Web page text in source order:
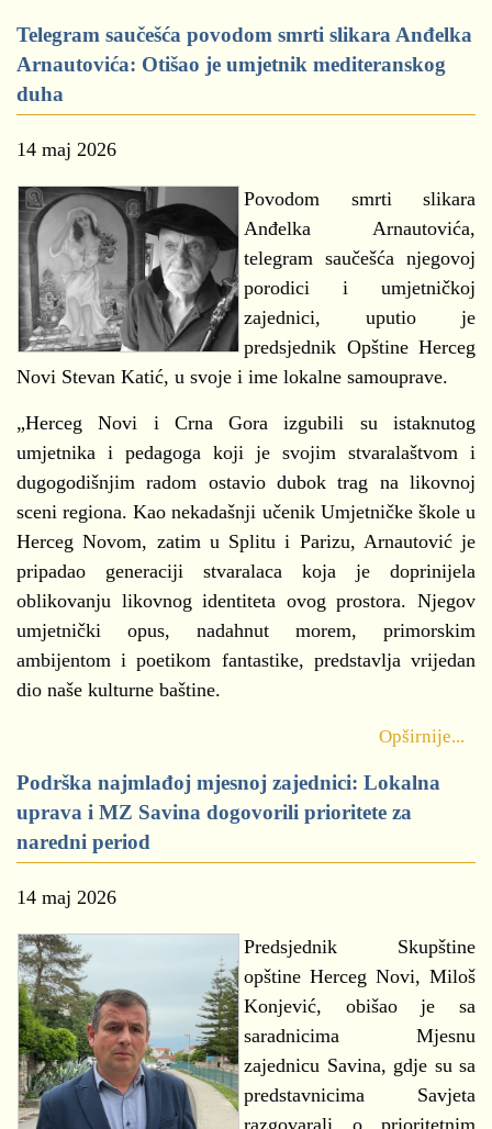
Telegram saučešća povodom smrti slikara Anđelka
Arnautovića: Otišao je umjetnik mediteranskog
duha
14 maj 2026
Povodom smrti slikara
Anđelka Arnautovića,
telegram saučešća njegovoj
porodici i umjetničkoj
zajednici, uputio je
predsjednik Opštine Herceg
Novi Stevan Katić, u svoje i ime lokalne samouprave.
„Herceg Novi i Crna Gora izgubili su istaknutog
umjetnika i pedagoga koji je svojim stvaralaštvom i
dugogodišnjim radom ostavio dubok trag na likovnoj
sceni regiona. Kao nekadašnji učenik Umjetničke škole u
Herceg Novom, zatim u Splitu i Parizu, Arnautović je
pripadao generaciji stvaralaca koja je doprinijela
oblikovanju likovnog identiteta ovog prostora. Njegov
umjetnički opus, nadahnut morem, primorskim
ambijentom i poetikom fantastike, predstavlja vrijedan
dio naše kulturne baštine.
Opširnije...
Podrška najmlađoj mjesnoj zajednici: Lokalna
uprava i MZ Savina dogovorili prioritete za
naredni period
14 maj 2026
Predsjednik Skupštine
opštine Herceg Novi, Miloš
Konjević, obišao je sa
saradnicima Mjesnu
zajednicu Savina, gdje su sa
predstavnicima Savjeta
razgovarali o prioritetnim